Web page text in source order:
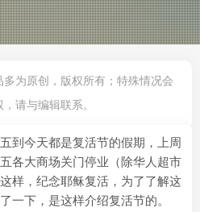
多为原创，版权所有；特殊情况会
请与编辑联系。
到今天都是复活节的假期，上周
各大商场关门停业（除华人超市
样，纪念耶稣复活，为了了解这
一下，是这样介绍复活节的。